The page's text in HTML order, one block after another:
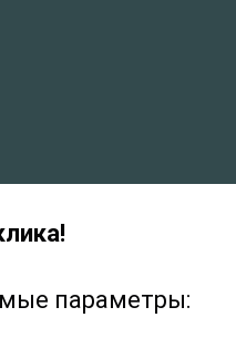
параметры: